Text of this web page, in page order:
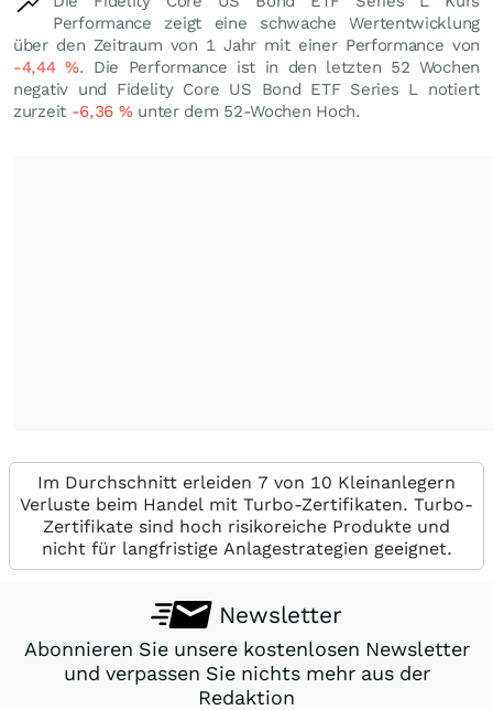
Performance zeigt eine schwache Wertentwicklung
über den Zeitraum von 1 Jahr mit einer Performance von
-4,44%. Die Performance ist in den letzten 52 Wochen
negativ und Fidelity Core US Bond ETF Series L notiert
zurzeit -6,36 %unter dem 52-Wochen Hoch.
Im Durchschnitt erleiden 7 von 10 Kleinanlegern
Verluste beim Handel mit Turbo-Zertifikaten. Turbo-
Zertifikate sind hoch risikoreiche Produkte und
nicht für langfristige Anlagestrategien geeignet.
Newsletter
Abonnieren Sie unsere kostenlosen Newsletter
und verpassen Sie nichts mehr aus der
Redaktion